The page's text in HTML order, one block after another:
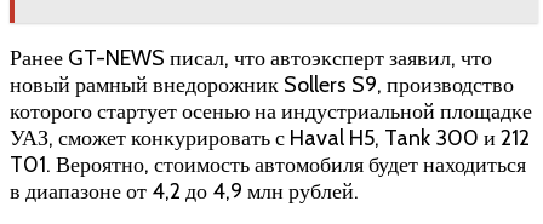
Ранее GT-NEWS писал, что автоэксперт заявил, что
новый рамный внедорожник Sollers S9, производство
которого стартует осенью на индустриальной площадке
УАЗ, сможет конкурировать с Haval H5, Tank 300 и 212
T01. Вероятно, стоимость автомобиля будет находиться
в диапазоне от 4,2 до 4,9 млн рублей.